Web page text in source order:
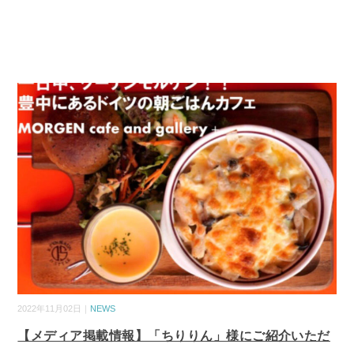
2022年11月02日｜ NEWS
【メディア掲載情報】「ちりりん」様にご紹介いただ